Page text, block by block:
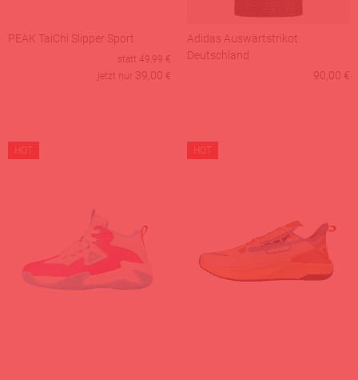
PEAK TaiChi Slipper Sport
statt 49,99 €
jetzt nur 39,00 €
Adidas Auswärtstrikot
Deutschland
90,00 €
HOT HOT